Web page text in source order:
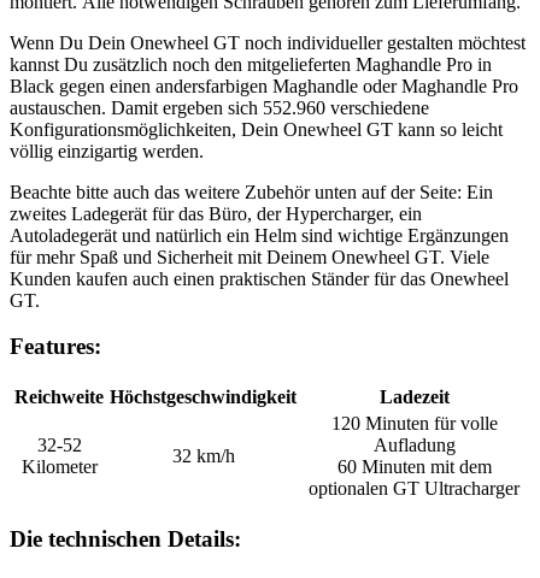
Wenn Du Dein Onewheel GT noch individueller gestalten möchtest
kannst Du zusätzlich noch den mitgelieferten Maghandle Pro in
Black gegen einen andersfarbigen Maghandle oder Maghandle Pro
austauschen. Damit ergeben sich 552.960 verschiedene
Konfigurationsmöglichkeiten, Dein Onewheel GT kann so leicht
völlig einzigartig werden.
Beachte bitte auch das weitere Zubehör unten auf der Seite: Ein
zweites Ladegerät für das Büro, der Hypercharger, ein
Autoladegerät und natürlich ein Helm sind wichtige Ergänzungen
für mehr Spaß und Sicherheit mit Deinem Onewheel GT. Viele
Kunden kaufen auch einen praktischen Ständer für das Onewheel
GT.
Features:
Reichweite Höchstgeschwindigkeit Ladezeit
32-52
Kilometer
32 km/h
120 Minuten für volle
Aufladung
60 Minuten mit dem
optionalen GT Ultracharger
Die technischen Details: